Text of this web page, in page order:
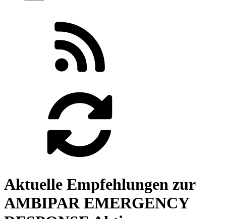
Aktuelle Empfehlungen zur
AMBIPAR EMERGENCY